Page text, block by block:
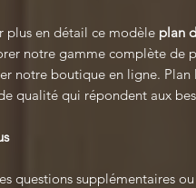
plus en détail ce modèle plan
notre gamme complète de
notre boutique en ligne.
qualité qui répondent aux
questions supplémentaires